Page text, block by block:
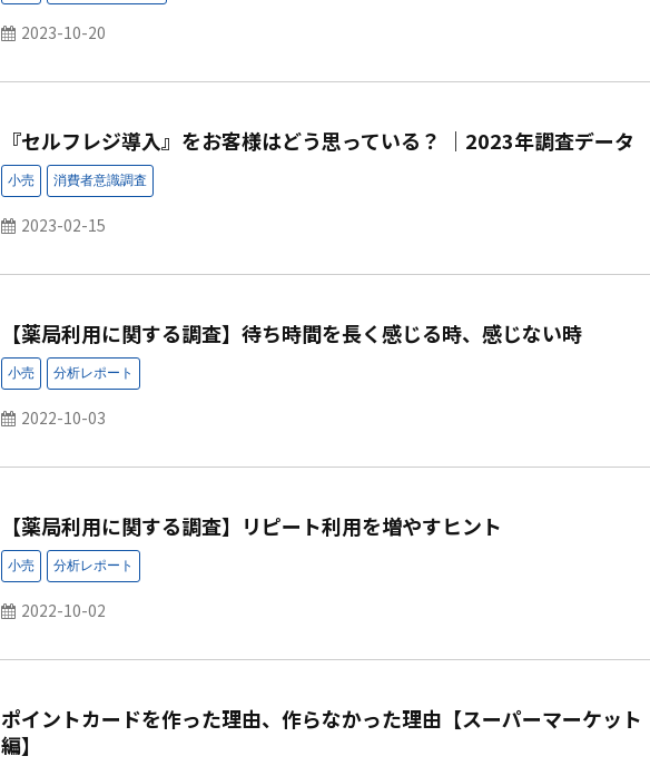
2023-10-20
『セルフレジ導入』をお客様はどう思っている？ ｜2023年調査データ
2023-02-15
【薬局利用に関する調査】待ち時間を長く感じる時、感じない時
2022-10-03
【薬局利用に関する調査】リピート利用を増やすヒント
2022-10-02
ポイントカードを作った理由、作らなかった理由【スーパーマーケット
編】